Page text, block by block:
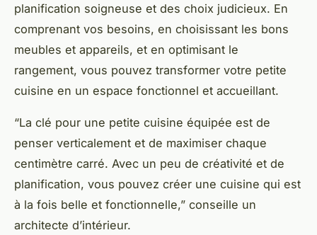
planification soigneuse et des choix judicieux. En
comprenant vos besoins, en choisissant les bons
meubles et appareils, et en optimisant le
rangement, vous pouvez transformer votre petite
cuisine en un espace fonctionnel et accueillant.
“La clé pour une petite cuisine équipée est de
penser verticalement et de maximiser chaque
centimètre carré. Avec un peu de créativité et de
planification, vous pouvez créer une cuisine qui est
à la fois belle et fonctionnelle,” conseille un
architecte d’intérieur.